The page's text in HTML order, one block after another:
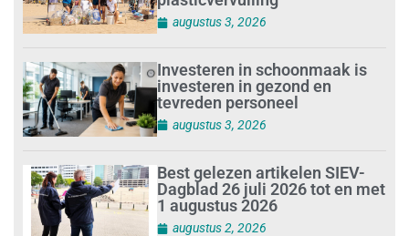
augustus 3, 2026
Investeren in schoonmaak is
investeren in gezond en
tevreden personeel
augustus 3, 2026
Best gelezen artikelen SIEV-
Dagblad 26 juli 2026 tot en met
1 augustus 2026
augustus 2, 2026